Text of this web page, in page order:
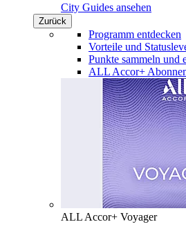
City Guides ansehen
Zurück
Programm entdecken
Vorteile und
Punkte sammeln und
ALL Accor+
ALL Accor+ Voyager